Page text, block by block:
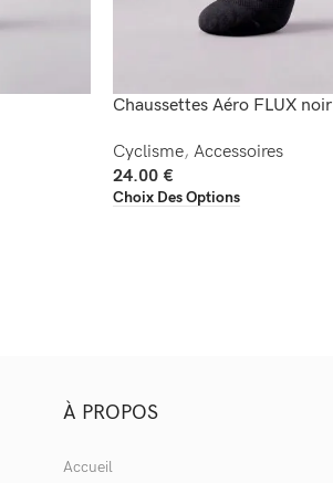
Chaussettes Aéro FLUX noir
Cyclisme, Accessoires
24.00 €
Choix Des Options
À PROPOS
Accueil